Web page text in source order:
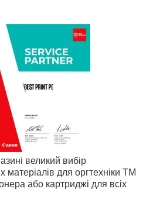
великий вибір
матеріалів для оргтехніки TM
або картриджі для всіх